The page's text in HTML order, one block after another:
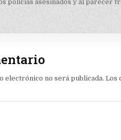
policías asesinados y al parecer
electrónico no será publicada. Los